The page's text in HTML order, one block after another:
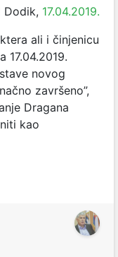
Dodik, 17.04.2019.
ali i činjenicu
17.04.2019.
novog
završeno”,
Dragana
kao